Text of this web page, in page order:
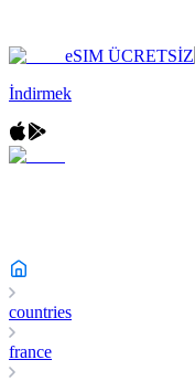
eSIM ÜCRETSİZ
İndirmek
countries
france